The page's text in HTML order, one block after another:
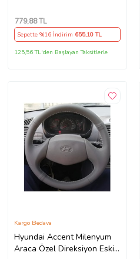
Güneş Koruyucu Araba Suv
779,88 TL
Sepette %16 İndirim 655,10 TL
125,56 TL'den Başlayan Taksitlerle
Hyundai Accent Milenyum
Araca Özel Direksiyon Eski
Kargo Bedava